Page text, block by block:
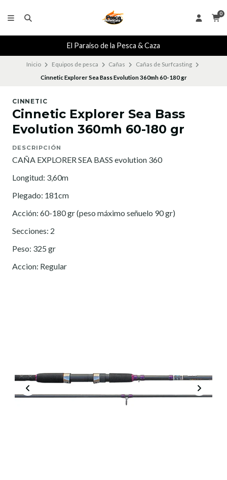
0
El Paraiso de la Pesca & Caza
Inicio Equipos de pesca Cañas
Cañas de Surfcasting
Cinnetic Explorer Sea Bass Evolution 360mh 60-180 gr
CINNETIC
Cinnetic Explorer Sea Bass
Evolution 360mh 60-180 gr
DESCRIPCIÓN
CAÑA EXPLORER SEA BASS evolution 360
Longitud: 3,60m
Plegado: 181cm
Acción: 60-180 gr (peso máximo señuelo 90 gr)
Secciones: 2
Peso: 325 gr
Accion: Regular